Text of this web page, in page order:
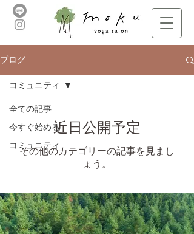
ブログ
全ての記事
今すぐ始める
コミュニティ
コミュニティ
近日公開予定
その他のカテゴリーの記事を見まし
ょう。